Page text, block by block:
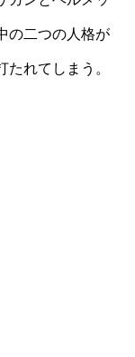
の二つの人格が
れてしまう。